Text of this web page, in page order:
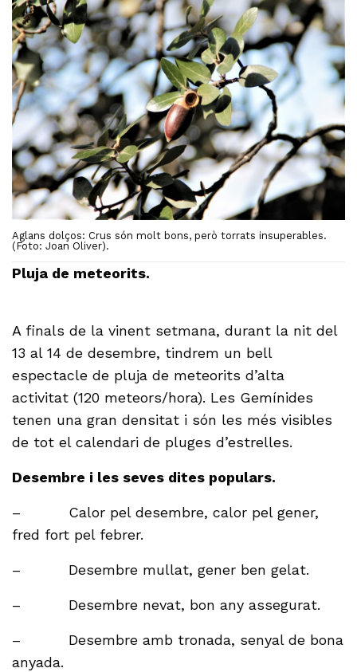
Aglans dolços: Crus són molt bons, però torrats insuperables.
(Foto: Joan Oliver).
Pluja de meteorits.
A finals de la vinent setmana, durant la nit del
13 al 14 de desembre, tindrem un bell
espectacle de pluja de meteorits d’alta
activitat (120 meteors/hora). Les Gemínides
tenen una gran densitat i són les més visibles
de tot el calendari de pluges d’estrelles.
Desembre i les seves dites populars.
– Calor pel desembre, calor pel gener,
fred fort pel febrer.
– Desembre mullat, gener ben gelat.
– Desembre nevat, bon any assegurat.
– Desembre amb tronada, senyal de bona
anyada.